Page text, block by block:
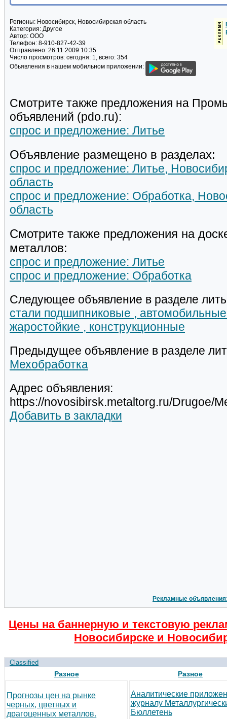
Регионы: Новосибирск, Новосибирская область
Категория: Другое
Автор: ООО
Телефон: 8-910-827-42-39
Отправлено: 26.11.2009 10:35
Число просмотров: сегодня: 1, всего: 354
Обьявления в нашем мобильном приложении:
Смотрите также предложения на
объявлений (pdo.ru):
спрос и предложение: Литье
Объявление размещено в разделах:
спрос и предложение: Литье,
область
спрос и предложение: Обработка,
область
Смотрите также предложения на
металлов:
спрос и предложение: Литье
спрос и предложение: Обработка
Следующее объявление в разделе
стали подшипниковые ,
жаростойкие , конструкционные
Предыдущее объявление в разделе
Мехобработка
Адрес объявления:
https://novosibirsk.metaltorg.ru/Drugoe/
Добавить в закладки
Рекламные
Цены на баннерную и текстовую
Новосибирске и
Classified
Разное
Прогнозы цен на рынке
черных, цветных и
драгоценных металлов.
Разное
Аналитические
журналу
Бюллетень